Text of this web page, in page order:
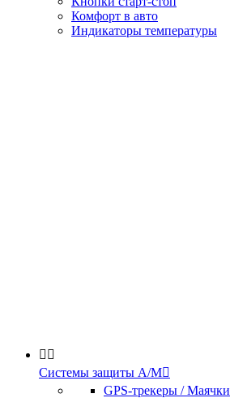
Комфорт в авто
Индикаторы температуры
 
Системы защиты А/М
GPS-трекеры / Маячки